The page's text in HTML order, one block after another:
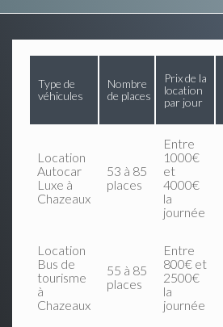
Type de
véhicules
Nombre
de places
Prix de la
location
par jour
Location
Autocar
Luxe à
Chazeaux
53 à 85
places
Entre
1000€
et
4000€
la
journée
Location
Bus de
tourisme
à
Chazeaux
55 à 85
places
Entre
800€ et
2500€
la
journée